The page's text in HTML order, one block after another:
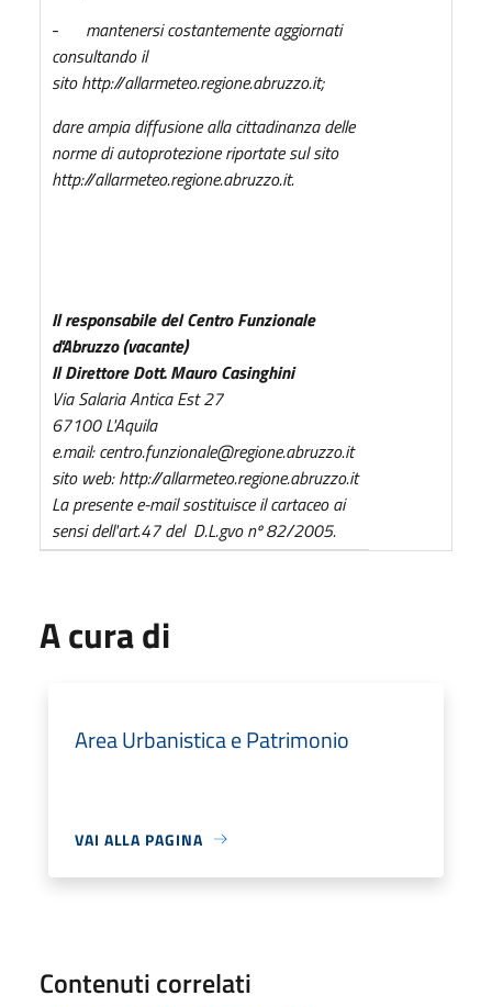
- mantenersi costantemente aggiornati
consultando il
sitohttp://allarmeteo.regione.abruzzo.it;
dare ampia diffusione alla cittadinanza delle
norme di autoprotezione riportate sul sito
http://allarmeteo.regione.abruzzo.it.
Il responsabile del Centro Funzionale
d'Abruzzo (vacante)
Il Direttore Dott. Mauro Casinghini
Via Salaria Antica Est 27
67100 L'Aquila
e.mail: centro.funzionale@regione.abruzzo.it
sito web: http://allarmeteo.regione.abruzzo.it
La presente e-mail sostituisce il cartaceo ai
sensi dell'art.47 del D.L.gvo nº 82/2005.
A cura di
Area Urbanistica e Patrimonio
VAI ALLA PAGINA
Contenuti correlati